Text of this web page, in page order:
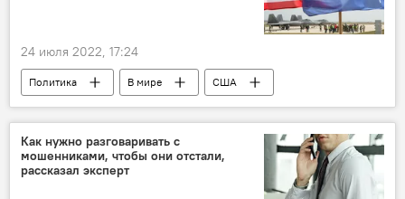
24 июля 2022, 17:24
Политика В мире
США
НАТО
Как нужно разговаривать с
мошенниками, чтобы они отстали,
рассказал эксперт